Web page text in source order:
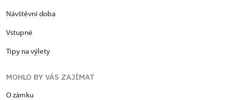
Návštěvní doba
Vstupné
Tipy na výlety
MOHLO BY VÁS ZAJÍMAT
O zámku